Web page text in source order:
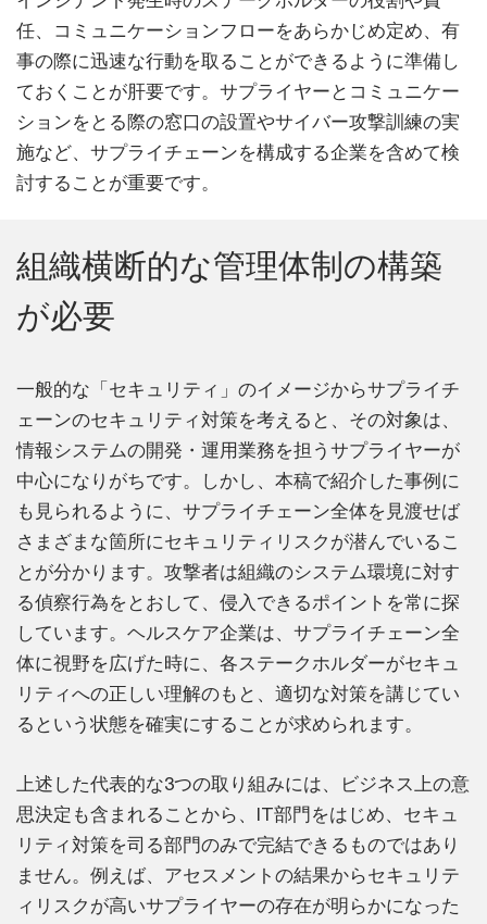
任、コミュニケーションフローをあらかじめ定め、有
事の際に迅速な行動を取ることができるように準備し
ておくことが肝要です。サプライヤーとコミュニケー
ションをとる際の窓口の設置やサイバー攻撃訓練の実
施など、サプライチェーンを構成する企業を含めて検
討することが重要です。
組織横断的な管理体制の構築
が必要
一般的な「セキュリティ」のイメージからサプライチ
ェーンのセキュリティ対策を考えると、その対象は、
情報システムの開発・運用業務を担うサプライヤーが
中心になりがちです。しかし、本稿で紹介した事例に
も見られるように、サプライチェーン全体を見渡せば
さまざまな箇所にセキュリティリスクが潜んでいるこ
とが分かります。攻撃者は組織のシステム環境に対す
る偵察行為をとおして、侵入できるポイントを常に探
しています。ヘルスケア企業は、サプライチェーン全
体に視野を広げた時に、各ステークホルダーがセキュ
リティへの正しい理解のもと、適切な対策を講じてい
るという状態を確実にすることが求められます。
上述した代表的な3つの取り組みには、ビジネス上の意
思決定も含まれることから、IT部門をはじめ、セキュ
リティ対策を司る部門のみで完結できるものではあり
ません。例えば、アセスメントの結果からセキュリテ
ィリスクが高いサプライヤーの存在が明らかになった